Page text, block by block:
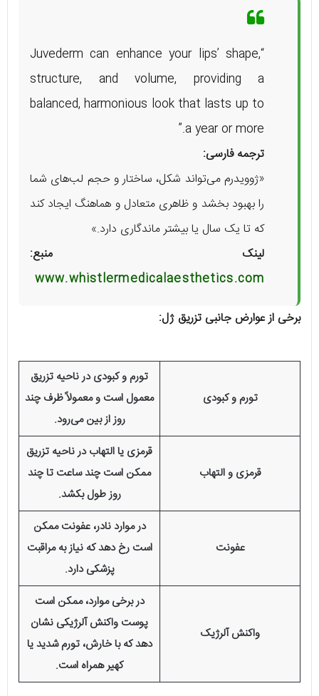
“Juvederm can enhance your lips’ shape,
structure, and volume, providing a
balanced, harmonious look that lasts up to
a year or more.”
ترجمه فارسی:
«ژوویدرم می‌تواند شکل، ساختار و حجم لب‌های شما
را بهبود بخشد و ظاهری متعادل و هماهنگ ایجاد کند
که تا یک سال یا بیشتر ماندگاری دارد.»
لینک منبع:
www.whistlermedicalaesthetics.com
برخی از عوارض جانبی تزریق ژل:
تورم و کبودی
تورم و کبودی در ناحیه تزریق
معمول است و معمولاً ظرف چند
روز از بین می‌رود.
قرمزی و التهاب
قرمزی یا التهاب در ناحیه تزریق
ممکن است چند ساعت تا چند
روز طول بکشد.
عفونت
در موارد نادر، عفونت ممکن
است رخ دهد که نیاز به مراقبت
پزشکی دارد.
واکنش آلرژیک
در برخی موارد، ممکن است
پوست واکنش آلرژیکی نشان
دهد که با خارش، تورم شدید یا
کهیر همراه است.